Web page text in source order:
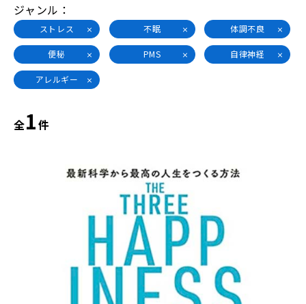
ジャンル
ストレス 不眠 体調不良
便秘 PMS 自律神経
アレルギー
全1件